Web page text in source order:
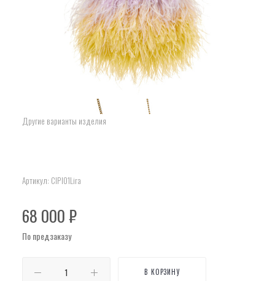
Другие варианты изделия
Артикул: ClPl01Lira
68 000₽
По предзаказу
В КОРЗИНУ